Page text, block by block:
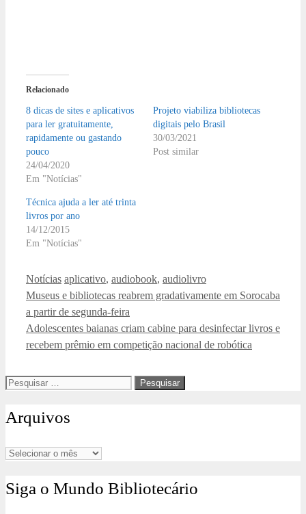
Relacionado
8 dicas de sites e aplicativos
para ler gratuitamente,
rapidamente ou gastando
pouco
24/04/2020
Em "Notícias"
Projeto viabiliza bibliotecas
digitais pelo Brasil
30/03/2021
Post similar
Técnica ajuda a ler até trinta
livros por ano
14/12/2015
Em "Notícias"
Categorias
Notícias Tags
aplicativo, audiobook, audiolivro
Museus e bibliotecas reabrem gradativamente em Sorocaba
a partir de segunda-feira
Adolescentes baianas criam cabine para desinfectar livros e
recebem prêmio em competição nacional de robótica
Pesquisar
Arquivos
Arquivos
Siga o Mundo Bibliotecário